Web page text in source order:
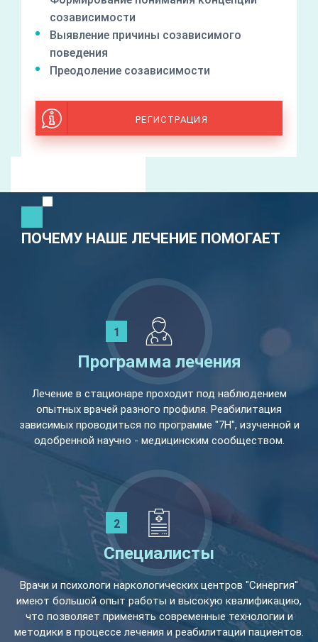
созависимости
Выявление причины созависимого
поведения
Преодоление созависимости
РЕГИСТРАЦИЯ
ПОЧЕМУ НАШЕ ЛЕЧЕНИЕ ПОМОГАЕТ
Программа лечения
Лечение в стационаре проходит под наблюдением
опытных врачей разного профиля. Реабилитация
зависимых проводиться по программе "7Н", изученной и
одобренной научно - медицинским сообществом.
Специалисты
Врачи и психологи наркологических центров "Синергия"
имеют большой опыт работы и высокую квалификацию,
что позволяет применять современные технологии и
методики в процессе лечения и реабилитации пациентов.